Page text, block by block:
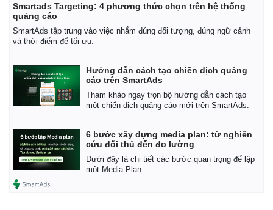
Vụ án
Tin nóng
Tư vấn luật
Việt Nam
Phân tích
Smartads Targeting: 4 phương thức chọn trên hệ thống
quảng cáo
SmartAds tập trung vào việc nhắm đúng đối tượng, đúng ngữ cảnh
và thời điểm để tối ưu.
Hướng dẫn cách tạo chiến dịch quảng
cáo trên SmartAds
Tham khảo ngay trọn bộ hướng dẫn cách tạo
một chiến dịch quảng cáo mới trên SmartAds.
6 bước xây dựng media plan: từ nghiên
cứu đối thủ đến đo lường
Dưới đây là chi tiết các bước quan trọng để lập
một Media Plan.